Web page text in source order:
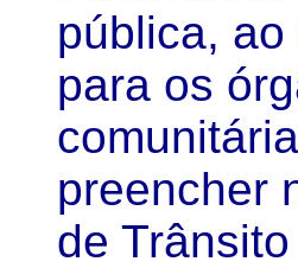
pública,
para os
preencher
de